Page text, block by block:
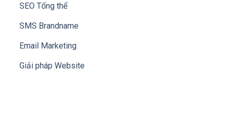
SEO Tổng thể
SMS Brandname
Email Marketing
Giải pháp Website